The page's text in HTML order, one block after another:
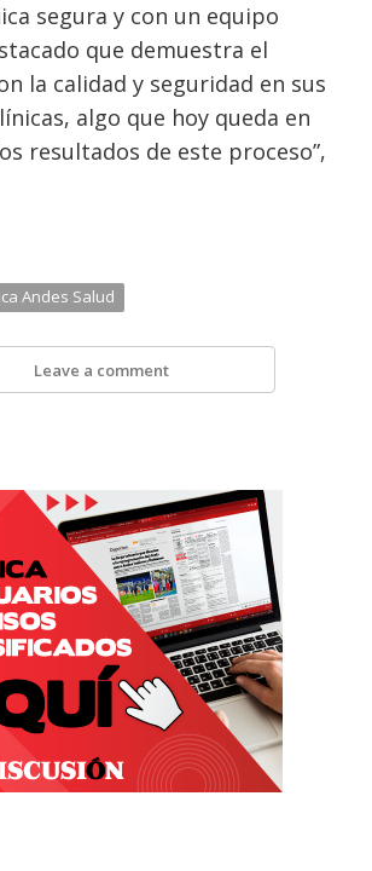
segura y con un equipo
que demuestra el
la calidad y seguridad en sus
algo que hoy queda en
resultados de este proceso”,
Andes Salud
Leave a comment